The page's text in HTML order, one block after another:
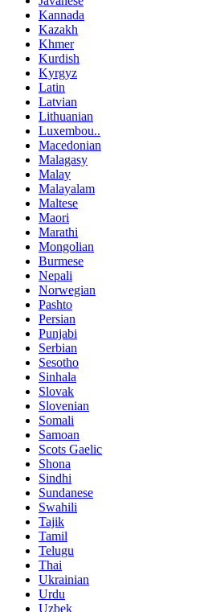
Kannada
Kazakh
Khmer
Kurdish
Kyrgyz
Latin
Latvian
Lithuanian
Luxembou..
Macedonian
Malagasy
Malay
Malayalam
Maltese
Maori
Marathi
Mongolian
Burmese
Nepali
Norwegian
Pashto
Persian
Punjabi
Serbian
Sesotho
Sinhala
Slovak
Slovenian
Somali
Samoan
Scots Gaelic
Shona
Sindhi
Sundanese
Swahili
Tajik
Tamil
Telugu
Thai
Ukrainian
Urdu
Uzbek